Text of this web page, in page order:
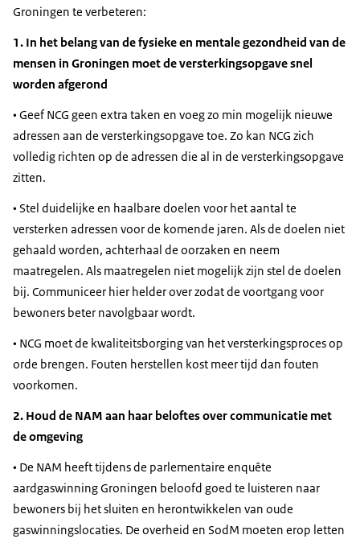
Groningen te verbeteren:
1. In het belang van de fysieke en mentale gezondheid van de
mensen in Groningen moet de versterkingsopgave snel
worden afgerond
• Geef NCG geen extra taken en voeg zo min mogelijk nieuwe
adressen aan de versterkingsopgave toe. Zo kan NCG zich
volledig richten op de adressen die al in de versterkingsopgave
zitten.
• Stel duidelijke en haalbare doelen voor het aantal te
versterken adressen voor de komende jaren. Als de doelen niet
gehaald worden, achterhaal de oorzaken en neem
maatregelen. Als maatregelen niet mogelijk zijn stel de doelen
bij. Communiceer hier helder over zodat de voortgang voor
bewoners beter navolgbaar wordt.
• NCG moet de kwaliteitsborging van het versterkingsproces op
orde brengen. Fouten herstellen kost meer tijd dan fouten
voorkomen.
2. Houd de NAM aan haar beloftes over communicatie met
de omgeving
• De NAM heeft tijdens de parlementaire enquête
aardgaswinning Groningen beloofd goed te luisteren naar
bewoners bij het sluiten en herontwikkelen van oude
gaswinningslocaties. De overheid en SodM moeten erop letten